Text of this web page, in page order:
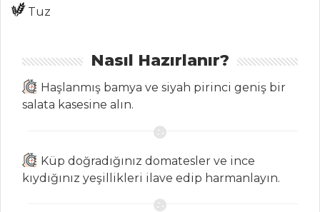
Sarı Biber Soslu
Kelebek Makarna
Brokolili ve
Karnabaharlı Fırın
Tuz
Nasıl Hazırlanır?
Haşlanmış bamya ve siyah pirinci geniş bir
salata kasesine alın.
Küp doğradığınız domatesler ve ince
kıydığınız yeşillikleri ilave edip harmanlayın.